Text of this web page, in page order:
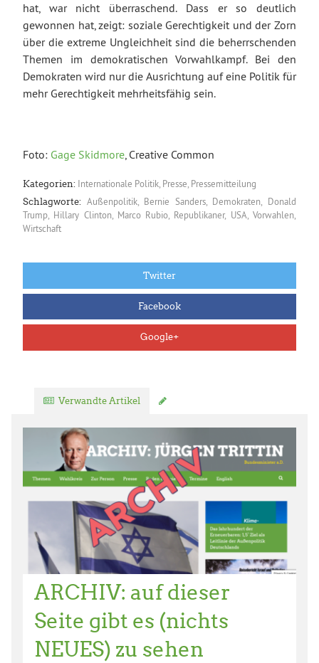
hat, war nicht überraschend. Dass er so deutlich
gewonnen hat, zeigt: soziale Gerechtigkeit und der Zorn
über die extreme Ungleichheit sind die beherrschenden
Themen im demokratischen Vorwahlkampf. Bei den
Demokraten wird nur die Ausrichtung auf eine Politik für
mehr Gerechtigkeit mehrheitsfähig sein.
Foto: Gage Skidmore, Creative Common
Kategorien: Internationale Politik Presse Pressemitteilung
Schlagworte: Außenpolitik, Bernie Sanders, Demokraten
Donald
Trump Hillary Clinton, Marco Rubio Republikaner, USA ,Vorwahlen
Wirtschaft
Twitter
Facebook
Google+
Verwandte Artikel
ARCHIV: auf dieser
Seite gibt es (nichts
NEUES) zu sehen